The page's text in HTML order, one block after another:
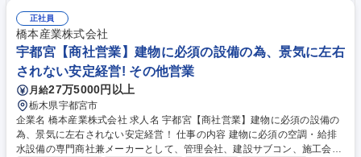
ーム制】アポイントが重複した際には、チーム員が代わりにお客様との打
ち合わせに出たり、日頃から物件の情報共有をして「協力体制」を構築。
営業個人の成績も求められますが、それ以上に営業チームとしての目標達
成に向けてチーム一丸となって受注活動を実施しています。 募集職種 [栃
木]【ヘーベルハウス注文住宅営業】完全未経験歓迎/フレックス・在宅勤
務可
正社員
橋本産業株式会社
宇都宮【商社営業】建物に必須の設備の為、景気に左右
されない安定経営! その他営業
月給27万5000円以上
栃木県宇都宮市
企業名 橋本産業株式会社 求人名 宇都宮【商社営業】建物に必須の設備の
為、景気に左右されない安定経営！ 仕事の内容 建物に必須の空調・給排
水設備の専門商社兼メーカーとして、管理会社、建設サブコン、施工会社